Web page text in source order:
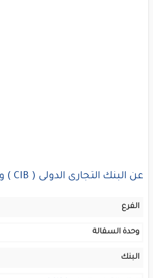
عن البنك التجارى الدولى ( CIB ) وحدة السقالة
الفرع
وحدة السقالة
البنك